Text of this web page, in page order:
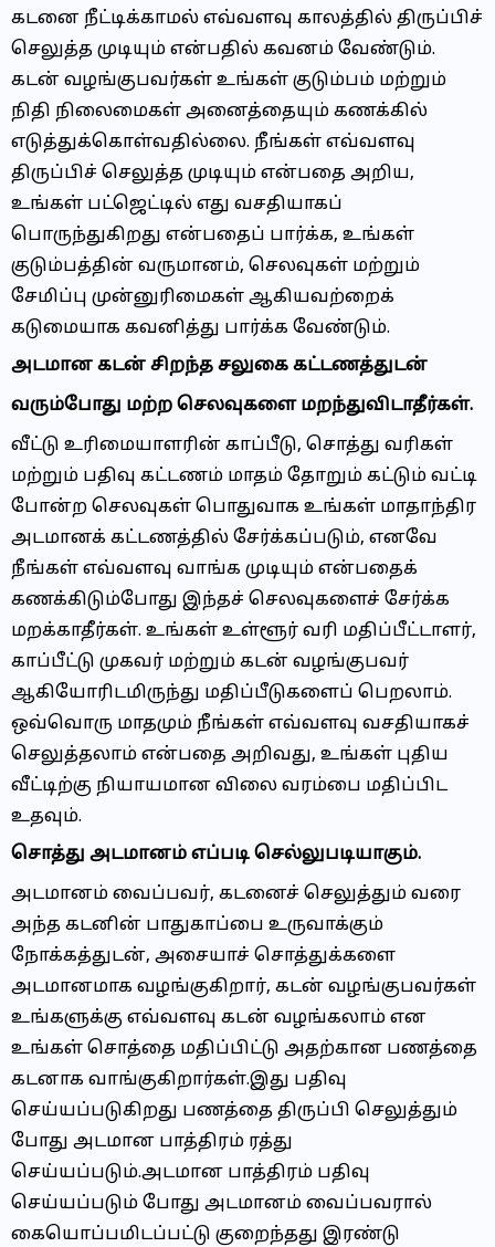
கடனை நீட்டிக்காமல் எவ்வளவு காலத்தில் திருப்பிச்
செலுத்த முடியும் என்பதில் கவனம் வேண்டும்.
கடன் வழங்குபவர்கள் உங்கள் குடும்பம் மற்றும்
நிதி நிலைமைகள் அனைத்தையும் கணக்கில்
எடுத்துக்கொள்வதில்லை. நீங்கள் எவ்வளவு
திருப்பிச் செலுத்த முடியும் என்பதை அறிய,
உங்கள் பட்ஜெட்டில் எது வசதியாகப்
பொருந்துகிறது என்பதைப் பார்க்க, உங்கள்
குடும்பத்தின் வருமானம், செலவுகள் மற்றும்
சேமிப்பு முன்னுரிமைகள் ஆகியவற்றைக்
கடுமையாக கவனித்து பார்க்க வேண்டும்.
அடமான கடன் சிறந்த சலுகை கட்டணத்துடன்
வரும்போது மற்ற செலவுகளை மறந்துவிடாதீர்கள்.
வீட்டு உரிமையாளரின் காப்பீடு, சொத்து வரிகள்
மற்றும் பதிவு கட்டணம் மாதம் தோறும் கட்டும் வட்டி
போன்ற செலவுகள் பொதுவாக உங்கள் மாதாந்திர
அடமானக் கட்டணத்தில் சேர்க்கப்படும், எனவே
நீங்கள் எவ்வளவு வாங்க முடியும் என்பதைக்
கணக்கிடும்போது இந்தச் செலவுகளைச் சேர்க்க
மறக்காதீர்கள். உங்கள் உள்ளூர் வரி மதிப்பீட்டாளர்,
காப்பீட்டு முகவர் மற்றும் கடன் வழங்குபவர்
ஆகியோரிடமிருந்து மதிப்பீடுகளைப் பெறலாம்.
ஒவ்வொரு மாதமும் நீங்கள் எவ்வளவு வசதியாகச்
செலுத்தலாம் என்பதை அறிவது, உங்கள் புதிய
வீட்டிற்கு நியாயமான விலை வரம்பை மதிப்பிட
உதவும்.
சொத்து அடமானம் எப்படி செல்லுபடியாகும்.
அடமானம் வைப்பவர், கடனைச் செலுத்தும் வரை
அந்த கடனின் பாதுகாப்பை உருவாக்கும்
நோக்கத்துடன், அசையாச் சொத்துக்களை
அடமானமாக வழங்குகிறார், கடன் வழங்குபவர்கள்
உங்களுக்கு எவ்வளவு கடன் வழங்கலாம் என
உங்கள் சொத்தை மதிப்பிட்டு அதற்கான பணத்தை
கடனாக வாங்குகிறார்கள்.இது பதிவு
செய்யப்படுகிறது பணத்தை திருப்பி செலுத்தும்
போது அடமான பாத்திரம் ரத்து
செய்யப்படும்.அடமான பாத்திரம் பதிவு
செய்யப்படும் போது அடமானம் வைப்பவரால்
கையொப்பமிடப்பட்டு குறைந்தது இரண்டு